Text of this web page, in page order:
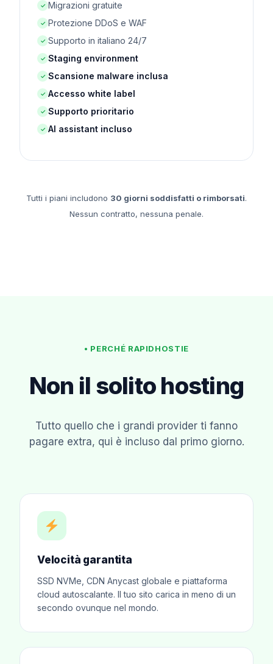
✓ Migrazioni gratuite
✓ Protezione DDoS e WAF
✓ Supporto in italiano 24/7
✓ Staging environment
✓ Scansione malware inclusa
✓ Accesso white label
✓ Supporto prioritario
✓ AI assistant incluso
Tutti i piani includono 30 giorni soddisfatti o rimborsati.
Nessun contratto, nessuna penale.
• PERCHÉ RAPIDHOSTIE
Non il solito hosting
Tutto quello che i grandi provider ti fanno
pagare extra, qui è incluso dal primo giorno.
Velocità garantita
SSD NVMe, CDN Anycast globale e piattaforma
cloud autoscalante. Il tuo sito carica in meno di un
secondo ovunque nel mondo.